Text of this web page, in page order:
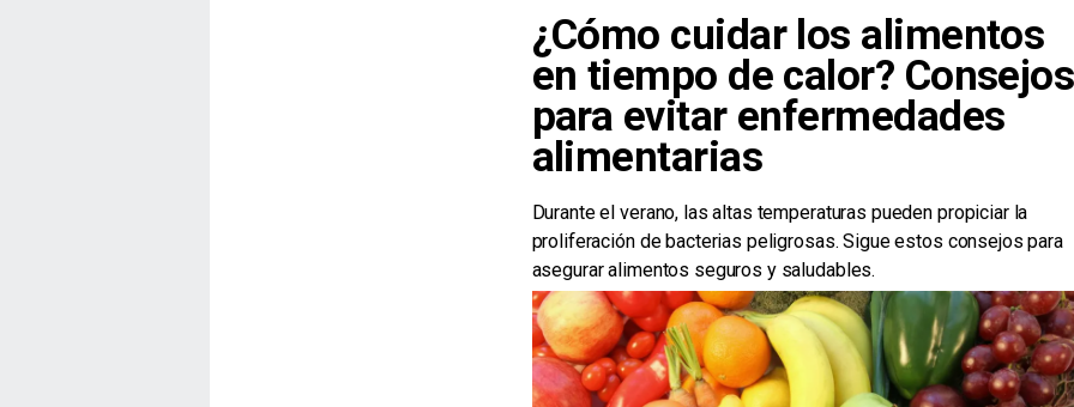
¿Cómo cuidar los alimentos
en tiempo de calor? Consejos
para evitar enfermedades
alimentarias
​Durante el verano, las altas temperaturas pueden propiciar la
proliferación de bacterias peligrosas. Sigue estos consejos para
asegurar alimentos seguros y saludables.